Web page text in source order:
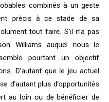
combinés à un geste
précis à ce stade de sa
tout faire. S’il n’a pas
Williams auquel nous le
pourtant un objectif
D’autant que le jeu actuel
d’autant plus d’opportunités
au loin ou de bénéficier de